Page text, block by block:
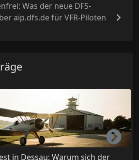
Was der neue DFS-
aip.dfs.de für VFR-Piloten
in Dessau: Warum sich der